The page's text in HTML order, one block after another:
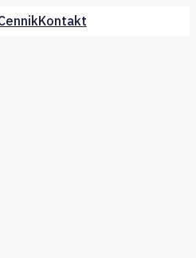
Kontakt